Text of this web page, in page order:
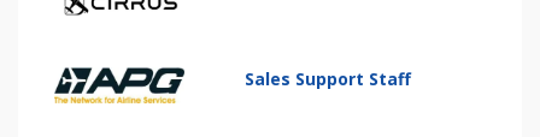
Sales Support Staff